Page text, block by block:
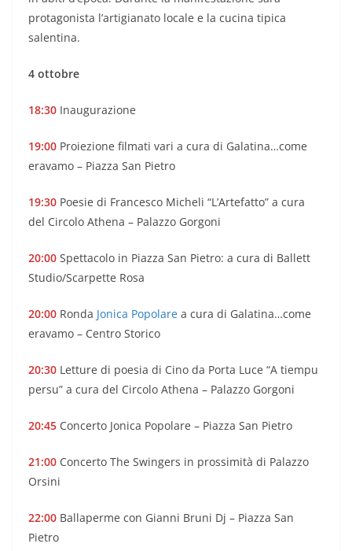
protagonista l’artigianato locale e la cucina tipica
salentina.
4 ottobre
18:30 Inaugurazione
19:00 Proiezione filmati vari a cura di Galatina…come
eravamo – Piazza San Pietro
19:30 Poesie di Francesco Micheli “L’Artefatto” a cura
del Circolo Athena – Palazzo Gorgoni
20:00 Spettacolo in Piazza San Pietro: a cura di Ballett
Studio/Scarpette Rosa
20:00 Ronda Jonica Popolare a cura di Galatina…come
eravamo – Centro Storico
20:30 Letture di poesia di Cino da Porta Luce “A tiempu
persu” a cura del Circolo Athena – Palazzo Gorgoni
20:45 Concerto Jonica Popolare – Piazza San Pietro
21:00 Concerto The Swingers in prossimità di Palazzo
Orsini
22:00 Ballaperme con Gianni Bruni Dj – Piazza San
Pietro